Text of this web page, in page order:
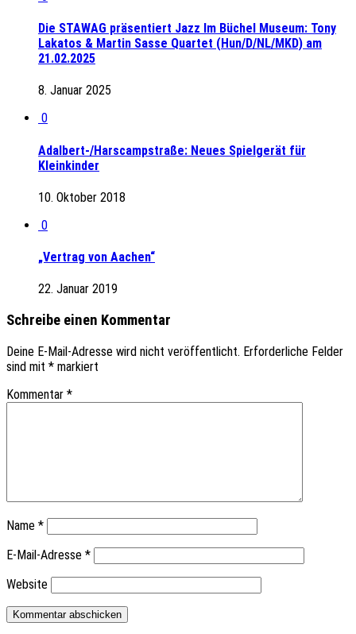
Die STAWAG präsentiert Jazz Im Büchel Museum: Tony
Lakatos & Martin Sasse Quartet (Hun/D/NL/MKD) am
21.02.2025
8. Januar 2025
0
Adalbert-/Harscampstraße: Neues Spielgerät für
Kleinkinder
10. Oktober 2018
0
„Vertrag von Aachen“
22. Januar 2019
Schreibe einen Kommentar
Deine E-Mail-Adresse wird nicht veröffentlicht. Erforderliche Felder
sind mit * markiert
Kommentar *
Name *
E-Mail-Adresse *
Website